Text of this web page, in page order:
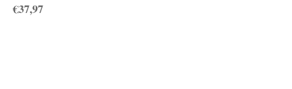
€37,97